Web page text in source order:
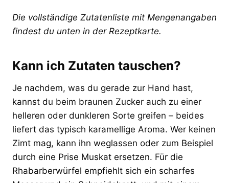
Die vollständige Zutatenliste mit Mengenangaben
findest du unten in der Rezeptkarte.
Kann ich Zutaten tauschen?
Je nachdem, was du gerade zur Hand hast,
kannst du beim braunen Zucker auch zu einer
helleren oder dunkleren Sorte greifen – beides
liefert das typisch karamellige Aroma. Wer keinen
Zimt mag, kann ihn weglassen oder zum Beispiel
durch eine Prise Muskat ersetzen. Für die
Rhabarberwürfel empfiehlt sich ein scharfes